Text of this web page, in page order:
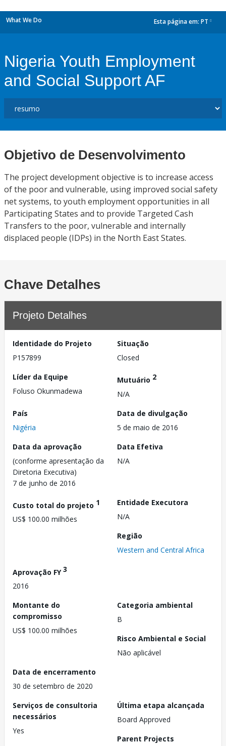
What We Do Esta página em: PT
Nigeria Youth Employment
and Social Support AF
Objetivo de Desenvolvimento
The project development objective is to increase access
of the poor and vulnerable, using improved social safety
net systems, to youth employment opportunities in all
Participating States and to provide Targeted Cash
Transfers to the poor, vulnerable and internally
displaced people (IDPs) in the North East States.
Chave Detalhes
Projeto Detalhes
Identidade do Projeto
P157899
Situação
Closed
Líder da Equipe
Foluso Okunmadewa
Mutuário 2
N/A
País
Nigéria
Data de divulgação
5 de maio de 2016
Data da aprovação
(conforme apresentação da
Diretoria Executiva)
7 de junho de 2016
Data Efetiva
N/A
Custo total do projeto 1
US$ 100.00 milhões
Entidade Executora
N/A
Região
Western and Central Africa
Aprovação FY3
2016
Montante do
compromisso
US$ 100.00 milhões
Categoria ambiental
B
Risco Ambiental e Social
Não aplicável
Data de encerramento
30 de setembro de 2020
Serviços de consultoria
necessários
Yes
Última etapa alcançada
Board Approved
Parent Projects